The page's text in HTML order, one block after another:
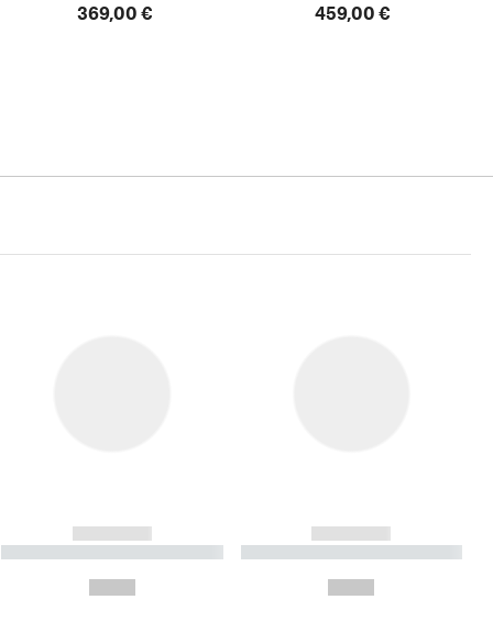
369,00 €
459,00 €
------------
----------- ----------- ----------
------------
----------- ----------- ----------